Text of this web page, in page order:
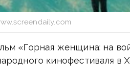
«Горная женщина: на
кинофестиваля в